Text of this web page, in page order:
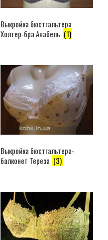
Выкройка бюстгальтера
Холтер-бра Анабель (1)
Выкройка бюстгальтера-
балконет Тереза (3)